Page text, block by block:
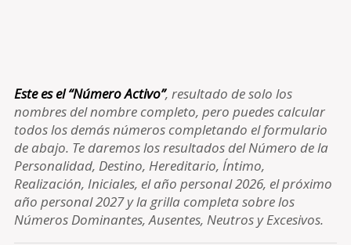
Este es el “Número Activo”, resultado de solo los
nombres del nombre completo, pero puedes calcular
todos los demás números completando el formulario
de abajo. Te daremos los resultados del Número de la
Personalidad, Destino, Hereditario, Íntimo,
Realización, Iniciales, el año personal 2026, el próximo
año personal 2027 y la grilla completa sobre los
Números Dominantes, Ausentes, Neutros y Excesivos.